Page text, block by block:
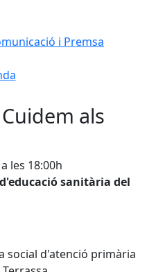
i Premsa
als
les 18:00h
sanitària del
social d'atenció primària